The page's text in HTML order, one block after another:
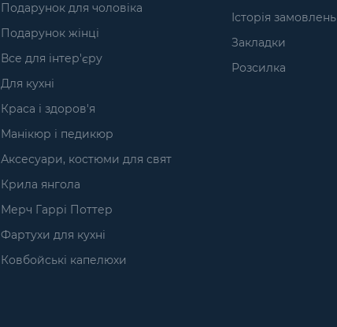
Подарунок для чоловіка
Подарунок жінці
Все для інтер'єру
Для кухні
Краса і здоров'я
Манікюр і педикюр
Аксесуари, костюми для свят
Крила янгола
Мерч Гаррі Поттер
Фартухи для кухні
Ковбойські капелюхи
Історія замовлень
Закладки
Розсилка